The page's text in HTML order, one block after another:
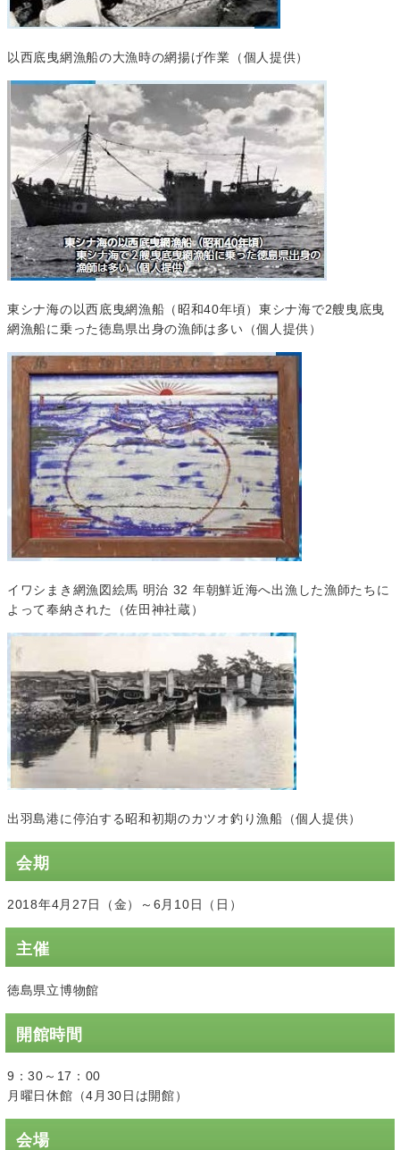
以西底曳網漁船の大漁時の網揚げ作業（個人提供）
東シナ海の以西底曳網漁船（昭和40年頃）東シナ海で2艘曳底曳
網漁船に乗った徳島県出身の漁師は多い（個人提供）
イワシまき網漁図絵馬 明治 32 年朝鮮近海へ出漁した漁師たちに
よって奉納された（佐田神社蔵）
出羽島港に停泊する昭和初期のカツオ釣り漁船（個人提供）
会期
2018年4月27日（金）～6月10日（日）
主催
徳島県立博物館
開館時間
9：30～17：00
月曜日休館（4月30日は開館）
会場